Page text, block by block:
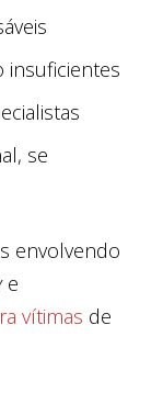
insuficientes
se
envolvendo
e
vítimas de